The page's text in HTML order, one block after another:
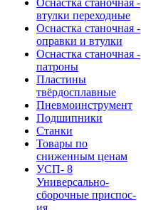
Оснастка станочная -
втулки переходные
Оснастка станочная -
оправки и втулки
Оснастка станочная -
патроны
Пластины
твёрдосплавные
Пневмоинструмент
Подшипники
Станки
Товары по
сниженным ценам
УСП- 8
Универсально-
сборочные приспос-
ия